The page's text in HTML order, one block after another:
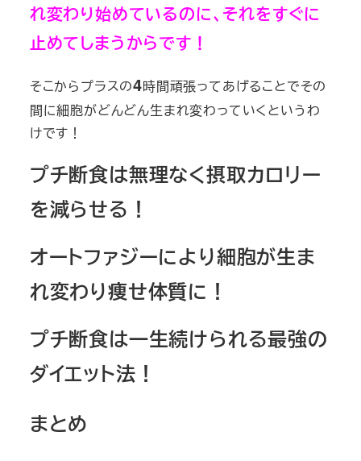
れ変わり始めているのに、それをすぐに
止めてしまうからです！
そこからプラスの4時間頑張ってあげることでその
間に細胞がどんどん生まれ変わっていくというわ
けです！
プチ断食は無理なく摂取カロリー
を減らせる！
オートファジーにより細胞が生ま
れ変わり痩せ体質に！
プチ断食は一生続けられる最強の
ダイエット法！
まとめ